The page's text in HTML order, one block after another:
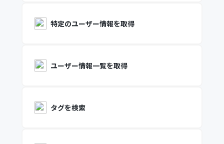
特定のユーザー情報を取得
ユーザー情報一覧を取得
タグを検索